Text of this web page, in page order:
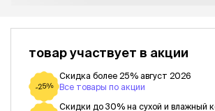
товар участвует в акции
-25%
Скидка более 25% август 2026
Все товары по акции
Скидки до 30% на сухой и влажный